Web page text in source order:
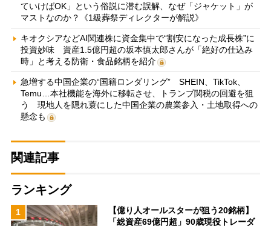
ていけばOK」という俗説に潜む誤解、なぜ「ジャケット」が
マストなのか？《1級葬祭ディレクターが解説》
キオクシアなどAI関連株に資金集中で“割安になった成長株”に
投資妙味 資産1.5億円超の坂本慎太郎さんが「絶好の仕込み
時」と考える防衛・食品銘柄を紹介
急増する中国企業の“国籍ロンダリング” SHEIN、TikTok、
Temu…本社機能を海外に移転させ、トランプ関税の回避を狙
う 現地人を隠れ蓑にした中国企業の農業参入・土地取得への
懸念も
関連記事
ランキング
1
【億り人オールスターが狙う20銘柄】
「総資産69億円超」90歳現役トレーダ